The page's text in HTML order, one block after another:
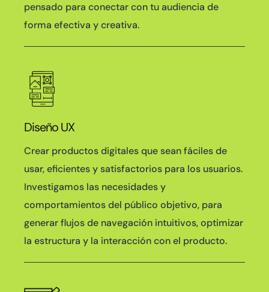
pensado para conectar con tu audiencia de
forma efectiva y creativa.
Diseño UX
Crear productos digitales que sean fáciles de
usar, eficientes y satisfactorios para los usuarios.
Investigamos las necesidades y
comportamientos del público objetivo, para
generar flujos de navegación intuitivos, optimizar
la estructura y la interacción con el producto.